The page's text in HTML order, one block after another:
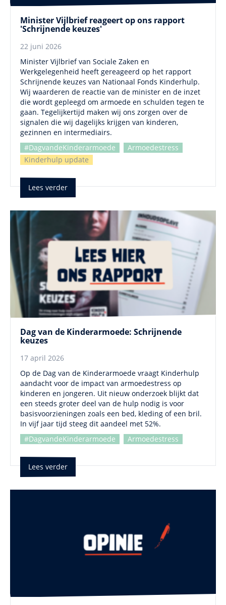
Minister Vijlbrief reageert op ons rapport
'Schrijnende keuzes'
22 juni 2026
Minister Vijlbrief van Sociale Zaken en
Werkgelegenheid heeft gereageerd op het rapport
Schrijnende keuzes van Nationaal Fonds Kinderhulp.
Wij waarderen de reactie van de minister en de inzet
die wordt gepleegd om armoede en schulden tegen te
gaan. Tegelijkertijd maken wij ons zorgen over de
signalen die wij dagelijks krijgen van kinderen,
gezinnen en intermediairs.
#DagvandeKinderarmoede
Armoedestress
Kinderhulp update
Lees verder
Dag van de Kinderarmoede: Schrijnende
keuzes
17 april 2026
Op de Dag van de Kinderarmoede vraagt Kinderhulp
aandacht voor de impact van armoedestress op
kinderen en jongeren. Uit nieuw onderzoek blijkt dat
een steeds groter deel van de hulp nodig is voor
basisvoorzieningen zoals een bed, kleding of een bril.
In vijf jaar tijd steeg dit aandeel met 52%.
#DagvandeKinderarmoede
Armoedestress
Lees verder